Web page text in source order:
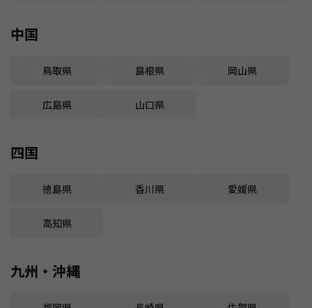
中国
鳥取県 島根県 岡山県
広島県 山口県
四国
徳島県 香川県 愛媛県
高知県
九州・沖縄